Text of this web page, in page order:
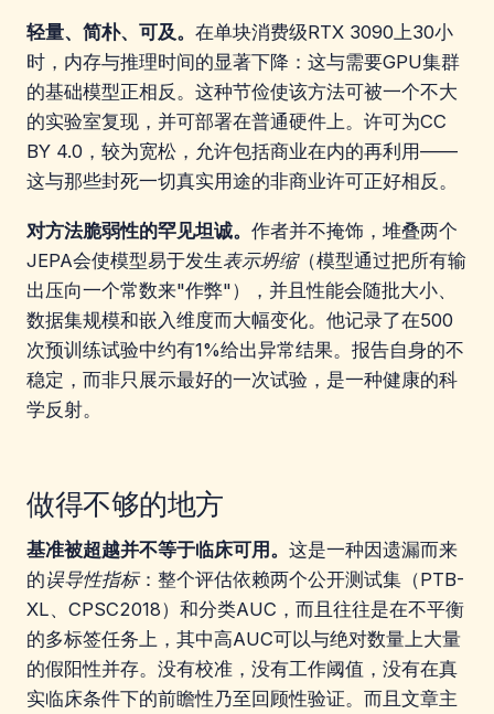
轻量、简朴、可及。 在单块消费级RTX 3090上30小
时，内存与推理时间的显著下降：这与需要GPU集群
的基础模型正相反。这种节俭使该方法可被一个不大
的实验室复现，并可部署在普通硬件上。许可为CC
BY 4.0，较为宽松，允许包括商业在内的再利用——
这与那些封死一切真实用途的非商业许可正好相反。
对方法脆弱性的罕见坦诚。 作者并不掩饰，堆叠两个
JEPA会使模型易于发生表示坍缩（模型通过把所有输
出压向一个常数来"作弊"），并且性能会随批大小、
数据集规模和嵌入维度而大幅变化。他记录了在500
次预训练试验中约有1%给出异常结果。报告自身的不
稳定，而非只展示最好的一次试验，是一种健康的科
学反射。
做得不够的地方
基准被超越并不等于临床可用。 这是一种因遗漏而来
的误导性指标：整个评估依赖两个公开测试集（PTB-
XL、CPSC2018）和分类AUC，而且往往是在不平衡
的多标签任务上，其中高AUC可以与绝对数量上大量
的假阳性并存。没有校准，没有工作阈值，没有在真
实临床条件下的前瞻性乃至回顾性验证。而且文章主